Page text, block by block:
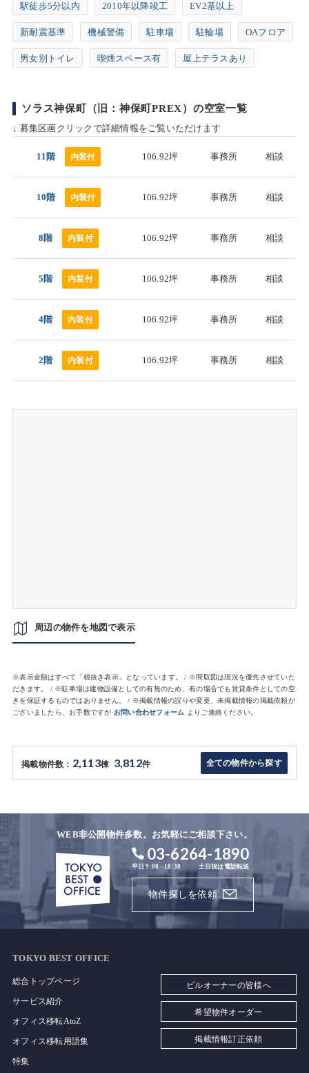
駅徒歩5分以内 2010年以降竣工 EV2基以上
新耐震基準 機械警備 駐車場 駐輪場 OAフロア
男女別トイレ 喫煙スペース有 屋上テラスあり
ソラス神保町（旧：神保町PREX）の空室一覧
↓ 募集区画クリックで詳細情報をご覧いただけます
11階 内装付 106.92坪 事務所 相談
10階 内装付 106.92坪 事務所 相談
8階 内装付 106.92坪 事務所 相談
5階 内装付 106.92坪 事務所 相談
4階 内装付 106.92坪 事務所 相談
2階 内装付 106.92坪 事務所 相談
周辺の物件を地図で表示
※表示金額はすべて「税抜き表示」となっています。 / ※間取図は現況を優先させていた
だきます。 / ※駐車場は建物設備としての有無のため、有の場合でも賃貸条件としての空
きを保証するものではありません。 / ※掲載情報の誤りや変更、未掲載情報の掲載依頼が
ございましたら、お手数ですが お問い合わせフォーム よりご連絡ください。
掲載物件数： 2,113棟 3,812件 全ての物件から探す
WEB非公開物件多数。お気軽にご相談下さい。
03-6264-1890
平日 9:00 - 18:30 土日祝は電話転送
物件探しを依頼
TOKYO BEST OFFICE
総合トップページ
サービス紹介
オフィス移転AtoZ
オフィス移転用語集
特集
ビルオーナーの皆様へ
希望物件オーダー
掲載情報訂正依頼